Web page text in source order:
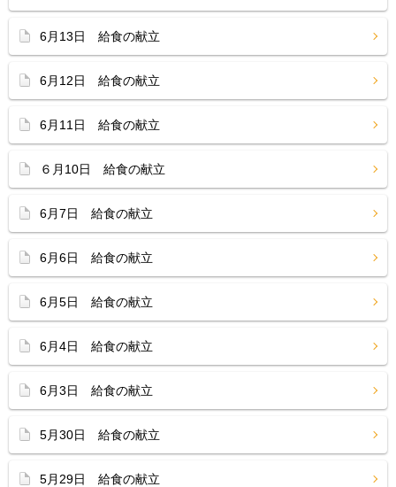
6月13日 給食の献立
6月12日 給食の献立
6月11日 給食の献立
６月10日 給食の献立
6月7日 給食の献立
6月6日 給食の献立
6月5日 給食の献立
6月4日 給食の献立
6月3日 給食の献立
5月30日 給食の献立
5月29日 給食の献立